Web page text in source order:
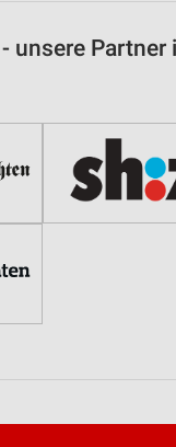
unsere Partner